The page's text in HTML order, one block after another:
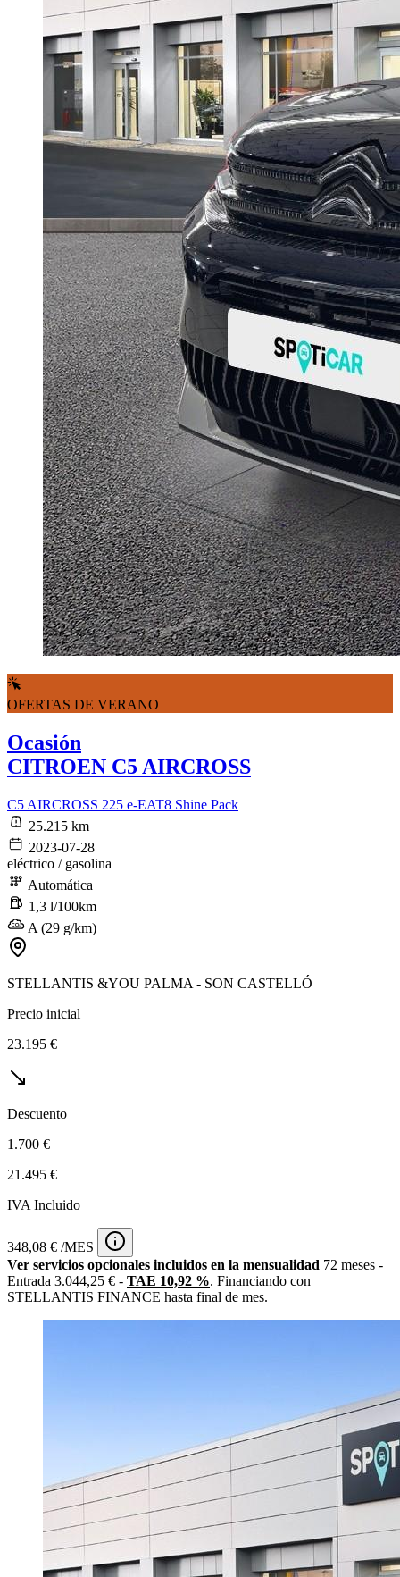
OFERTAS DE VERANO
Ocasión
CITROEN C5 AIRCROSS
C5 AIRCROSS 225 e-EAT8 Shine Pack
25.215 km
2023-07-28
eléctrico / gasolina
Automática
1,3 l/100km
A (29 g/km)
STELLANTIS &YOU PALMA - SON CASTELLÓ
Precio inicial
23.195 €
Descuento
1.700 €
21.495 €
IVA Incluido
348,08 € /MES
Ver servicios opcionales incluidos en la mensualidad 72 meses -
Entrada 3.044,25 € - TAE 10,92 %. Financiando con
STELLANTIS FINANCE hasta final de mes.